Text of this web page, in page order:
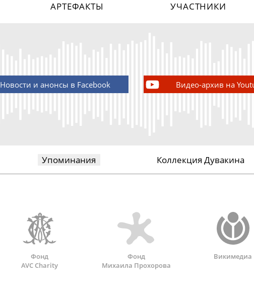
АРТЕФАКТЫ УЧАСТНИКИ
Новости и анонсы в Facebook Видео-архив на
Упоминания Коллекция Дувакина
Фонд
AVC Charity
Фонд
Михаила Прохорова
Викимедиа